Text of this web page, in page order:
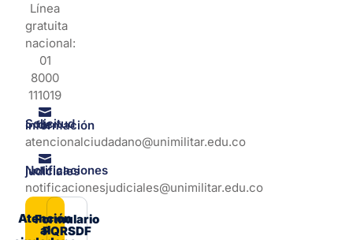
Línea
gratuita
nacional:
01
8000
111019
Solicitud de información
atencionalciudadano@unimilitar.edu.co
Notificaciones judiciales
notificacionesjudiciales@unimilitar.edu.co
Atención
al
Formulario
PQRSDF